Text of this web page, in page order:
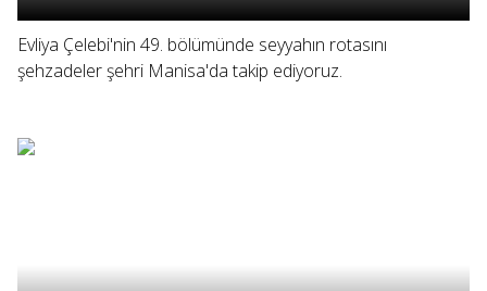
Evliya Çelebi'nin 49. bölümünde seyyahın rotasını
şehzadeler şehri Manisa'da takip ediyoruz.